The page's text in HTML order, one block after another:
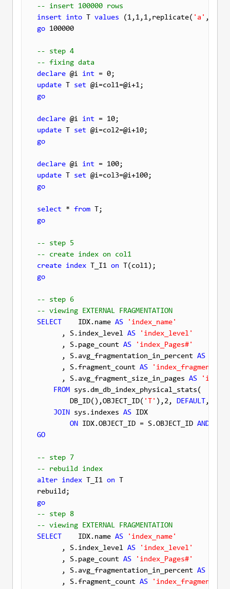
-- insert 100000 rows
insert into T values (1,1,1,replicate( 'a'
go 100000
-- step 4
-- fixing data
declare @i int
update T set
go
declare @i int
update T set
go
declare @i int
update T set
go
select * from
go
-- step 5
-- create index on col1
create index T_I1 on
go
-- step 6
-- viewing EXTERNAL FRAGMENTATION
SELECT
    IDX.name
AS
'index_name'
      , S.index_level
AS
'index_level'
      , S.page_count
AS
'index_Pages#'
      , S.avg_fragmentation_in_percent
AS
      , S.fragment_count
AS
'index_fragments'
      , S.avg_fragment_size_in_pages
AS
FROM sys.dm_db_index_physical_stats(
        DB_ID(),OBJECT_ID(
'T' ),2, DEFAULT ,
JOIN sys.indexes AS IDX
ON IDX.OBJECT_ID = S.OBJECT_ID AND
GO
-- step 7
-- rebuild index
alter index T_I1 on T
go
-- step 8
-- viewing EXTERNAL FRAGMENTATION
SELECT
    IDX.name
AS
'index_name'
      , S.index_level
AS
'index_level'
      , S.page_count
AS
'index_Pages#'
      , S.avg_fragmentation_in_percent
AS
      , S.fragment_count
AS
'index_fragments'